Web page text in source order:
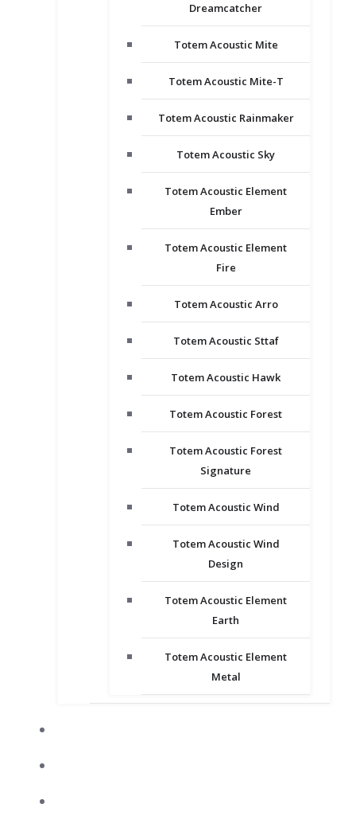
Dreamcatcher
Totem Acoustic Mite
Totem Acoustic Mite-T
Totem Acoustic Rainmaker
Totem Acoustic Sky
Totem Acoustic Element
Ember
Totem Acoustic Element
Fire
Totem Acoustic Arro
Totem Acoustic Sttaf
Totem Acoustic Hawk
Totem Acoustic Forest
Totem Acoustic Forest
Signature
Totem Acoustic Wind
Totem Acoustic Wind
Design
Totem Acoustic Element
Earth
Totem Acoustic Element
Metal